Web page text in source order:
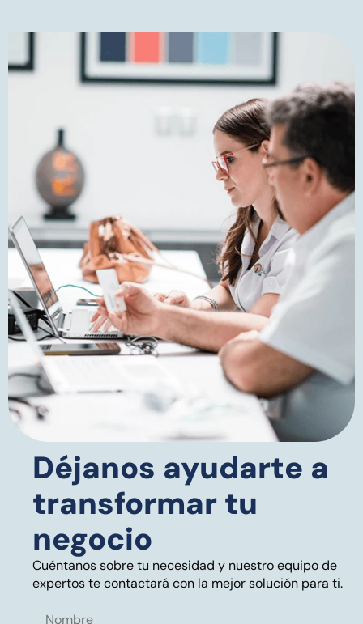
Déjanos ayudarte a
transformar tu
negocio
Cuéntanos sobre tu necesidad y nuestro equipo de
expertos te contactará con la mejor solución para ti.